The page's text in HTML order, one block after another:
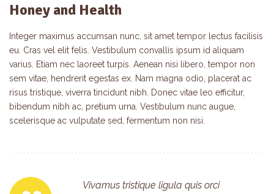
Honey and Health
Integer maximus accumsan nunc, sit amet tempor lectus facilisis
eu. Cras vel elit felis. Vestibulum convallis ipsum id aliquam
varius. Etiam nec laoreet turpis. Aenean nisi libero, tempor non
sem vitae, hendrerit egestas ex. Nam magna odio, placerat ac
risus tristique, viverra tincidunt nibh. Donec vitae leo efficitur,
bibendum nibh ac, pretium urna. Vestibulum nunc augue,
scelerisque ac vulputate sed, fermentum non nisi.
Vivamus tristique ligula quis orci